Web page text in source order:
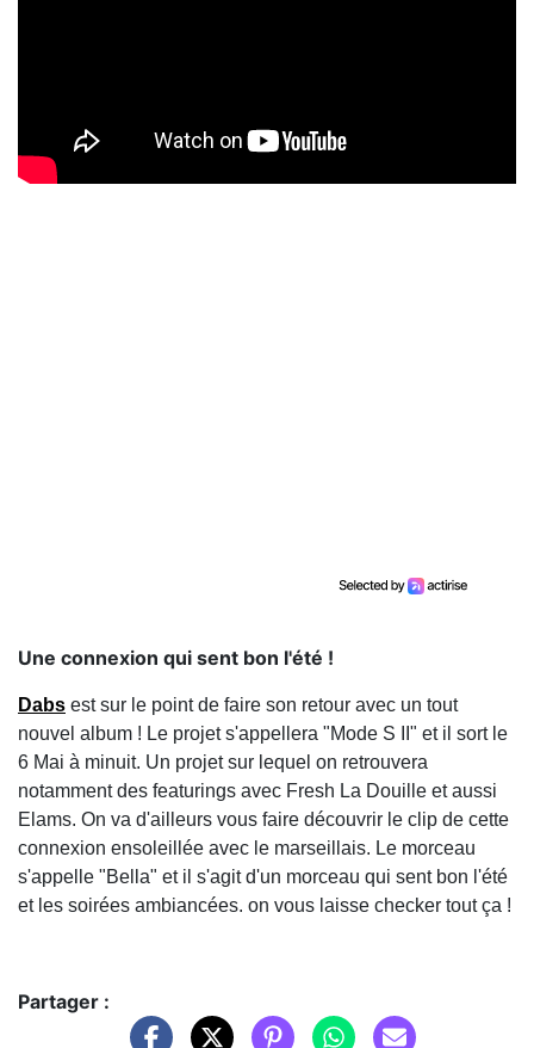
Une connexion qui sent bon l'été !
Dabs est sur le point de faire son retour avec un tout
nouvel album ! Le projet s'appellera "Mode S II" et il sort le
6 Mai à minuit. Un projet sur lequel on retrouvera
notamment des featurings avec Fresh La Douille et aussi
Elams. On va d'ailleurs vous faire découvrir le clip de cette
connexion ensoleillée avec le marseillais. Le morceau
s'appelle "Bella" et il s'agit d'un morceau qui sent bon l'été
et les soirées ambiancées. on vous laisse checker tout ça !
Partager :